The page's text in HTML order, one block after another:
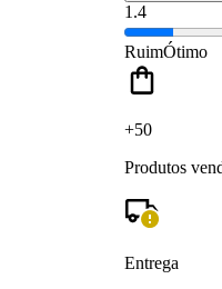
1.4
RuimÓtimo
+50
Produtos
Entrega